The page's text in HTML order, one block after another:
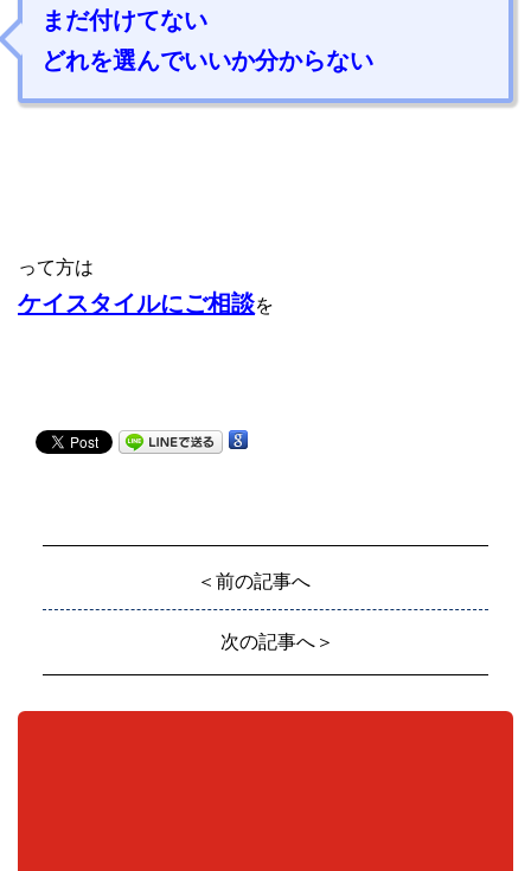
まだ付けてない
どれを選んでいいか分からない
って方は
ケイスタイルにご相談を
＜前の記事へ
次の記事へ＞